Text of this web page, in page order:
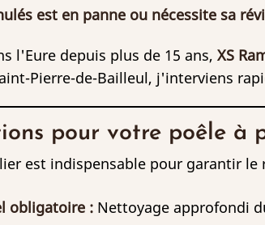
est en panne ou nécessite sa
l'Eure depuis plus de 15 ans, XS
Pierre-de-Bailleul, j'interviens
pour votre poêle à
est indispensable pour garantir
obligatoire : Nettoyage approfondi